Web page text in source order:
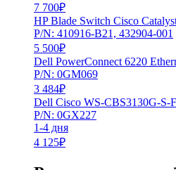
7 700₽
HP Blade Switch Cisco
P/N: 410916-B21, 432904-001
5 500₽
Dell PowerConnect 6220
P/N: 0GM069
3 484₽
Dell Cisco WS-CBS3130G-S-
P/N: 0GX227
1-4 дня
4 125₽